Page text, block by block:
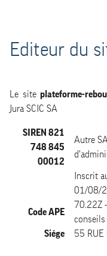
Editeur du
Le siteplateforme-
Jura SCIC SA
SIREN 821
748 845
00012
Autre
Inscrit
01/08/
Code APE
70.22Z
conseils
Siége
55 RUE